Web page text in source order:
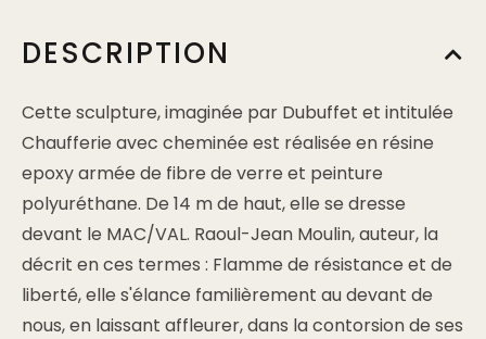
DESCRIPTION
Cette sculpture, imaginée par Dubuffet et intitulée
Chaufferie avec cheminée est réalisée en résine
epoxy armée de fibre de verre et peinture
polyuréthane. De 14 m de haut, elle se dresse
devant le MAC/VAL. Raoul-Jean Moulin, auteur, la
décrit en ces termes : Flamme de résistance et de
liberté, elle s'élance familièrement au devant de
nous, en laissant affleurer, dans la contorsion de ses